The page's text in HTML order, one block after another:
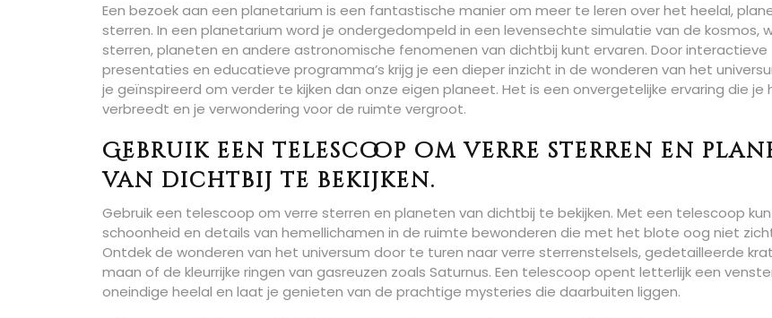
Een bezoek aan een planetarium is een fantastische manier om meer te leren over het heelal,
sterren. In een planetarium word je ondergedompeld in een levensechte simulatie van de kosmos,
sterren, planeten en andere astronomische fenomenen van dichtbij kunt ervaren. Door interactieve
presentaties en educatieve programma’s krijg je een dieper inzicht in de wonderen van het
je geïnspireerd om verder te kijken dan onze eigen planeet. Het is een onvergetelijke ervaring die je
verbreedt en je verwondering voor de ruimte vergroot.
Gebruik een telescoop om verre sterren en
van dichtbij te bekijken.
Gebruik een telescoop om verre sterren en planeten van dichtbij te bekijken. Met een telescoop
schoonheid en details van hemellichamen in de ruimte bewonderen die met het blote oog niet
Ontdek de wonderen van het universum door te turen naar verre sterrenstelsels, gedetailleerde
maan of de kleurrijke ringen van gasreuzen zoals Saturnus. Een telescoop opent letterlijk een
oneindige heelal en laat je genieten van de prachtige mysteries die daarbuiten liggen.